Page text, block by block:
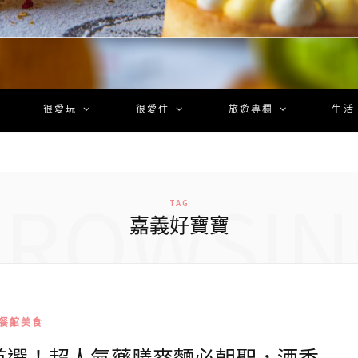
很愛玩 很愛住 旅遊專欄 生活
TAG
嘉義好寶寶
館美食